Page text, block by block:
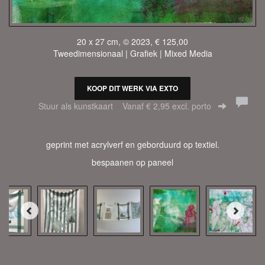
20 x 27 cm, © 2023, € 125,00
Tweedimensionaal | Grafiek | Mixed Media
KOOP DIT WERK VIA EXTO
Stuur als kunstkaart Vanaf € 2,95 excl. porto
geprint met acrylverf en geborduurd op textiel.
bespaanen op paneel